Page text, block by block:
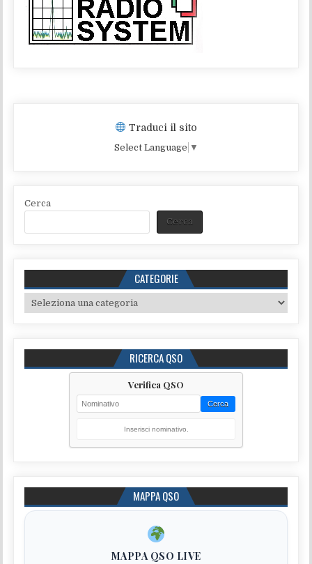
Traduci il sito
Select Language ▼
Cerca
Cerca
CATEGORIE
Categorie
RICERCA QSO
Verifica QSO
Cerca
Inserisci nominativo.
MAPPA QSO
MAPPA QSO LIVE